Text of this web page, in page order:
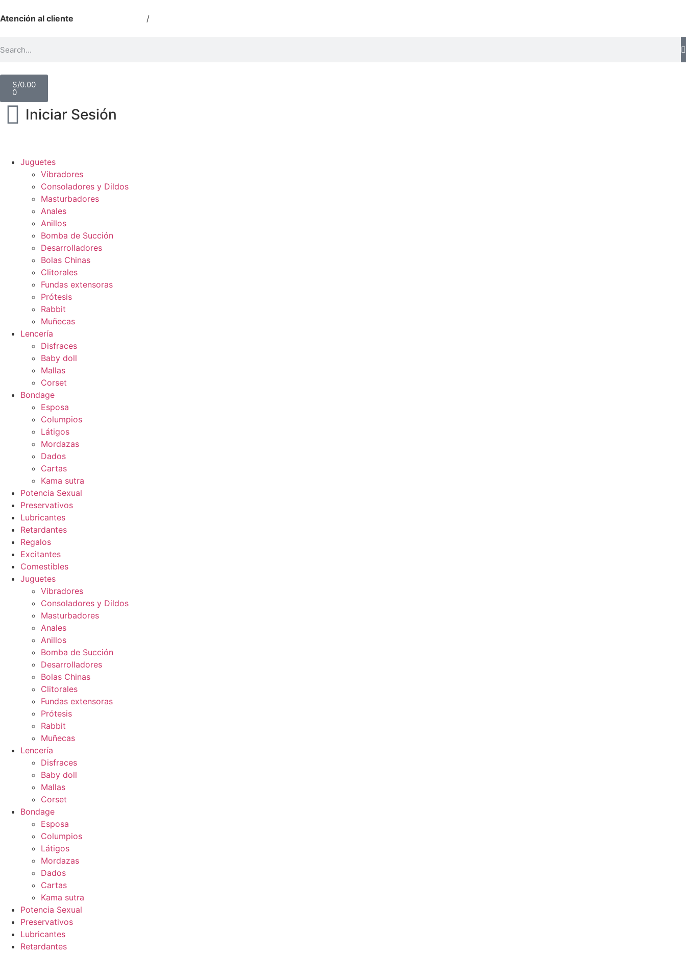
Atención al cliente /
S/0.00
0
Iniciar Sesión
Juguetes
Vibradores
Consoladores y Dildos
Masturbadores
Anales
Anillos
Bomba de Succión
Desarrolladores
Bolas Chinas
Clitorales
Fundas extensoras
Prótesis
Rabbit
Muñecas
Lencería
Disfraces
Baby doll
Mallas
Corset
Bondage
Esposa
Columpios
Látigos
Mordazas
Dados
Cartas
Kama sutra
Potencia Sexual
Preservativos
Lubricantes
Retardantes
Regalos
Excitantes
Comestibles
Juguetes
Vibradores
Consoladores y Dildos
Masturbadores
Anales
Anillos
Bomba de Succión
Desarrolladores
Bolas Chinas
Clitorales
Fundas extensoras
Prótesis
Rabbit
Muñecas
Lencería
Disfraces
Baby doll
Mallas
Corset
Bondage
Esposa
Columpios
Látigos
Mordazas
Dados
Cartas
Kama sutra
Potencia Sexual
Preservativos
Lubricantes
Retardantes